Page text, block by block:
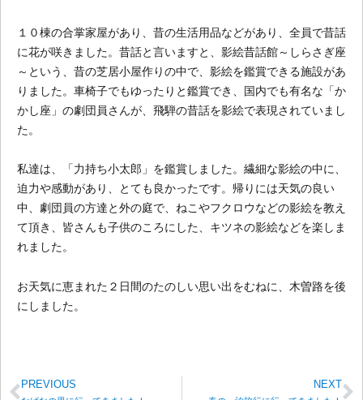
１０棟の合掌家屋があり、昔の生活用品などがあり、全員で昔話
に花が咲きました。昔話と言いますと、影絵昔話館～しらさぎ座
～という、昔の芝居小屋作りの中で、影絵を鑑賞できる施設があ
りました。車椅子でもゆったりと鑑賞でき、国内でも有名な「か
かし座」の劇団員さんが、飛騨の昔話を影絵で表現されていまし
た。
私達は、「力持ち小太郎」を鑑賞しました。繊細な影絵の中に、
迫力や感動があり、とても良かったです。帰りには天気の良い
中、劇団員の方達と外の庭で、ねこやフクロウなどの影絵を教え
て頂き、皆さんも子供のころにした、キツネの影絵などを楽しま
れました。
お天気に恵まれた２日間のたのしい思い出をむねに、木曽路を後
にしました。
PREVIOUS NEXT